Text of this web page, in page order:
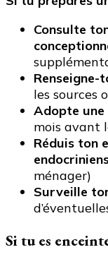
Consulte
les sources
Adopte une
mois avant
Réduis ton
ménager)
Surveille
Si tu es